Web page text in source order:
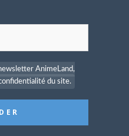
0
Kaneko à la
Japon à Paris
AnimeLand,
du site.